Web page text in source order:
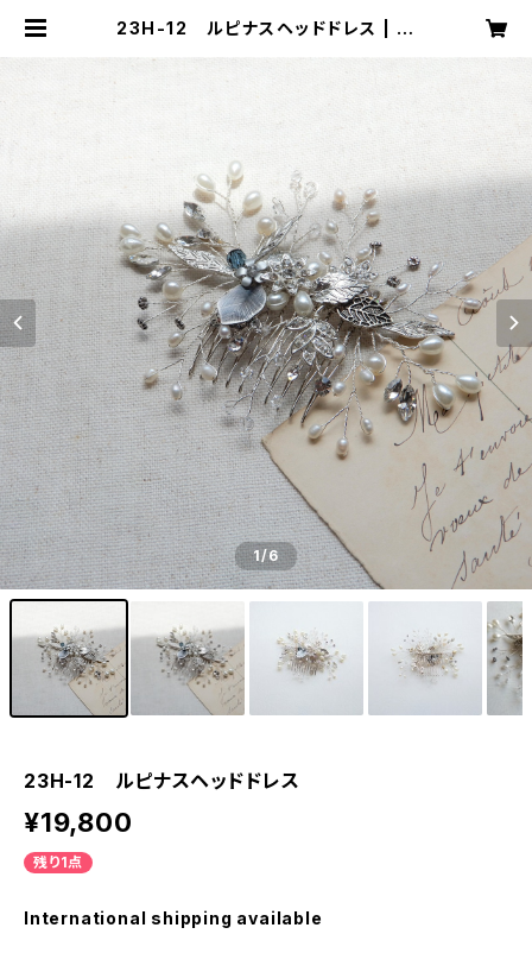
23H-12 ルピナスヘッドドレス | m
1/6
23H-12 ルピナスヘッドドレス
¥19,800
残り1点
International shipping available